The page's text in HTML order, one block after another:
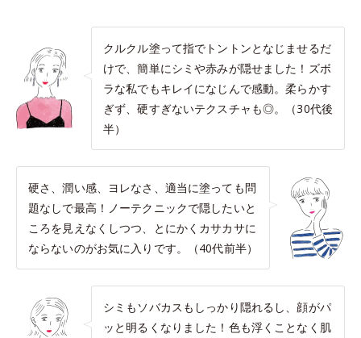
クルクル塗って指でトントンとなじませるだ
けで、簡単にシミや赤みが隠せました！ズボ
ラな私でもキレイになじんで感動。柔らかす
ぎず、硬すぎないテクスチャも◎。（30代後
半）
硬さ、潤い感、ヨレなさ、適当に塗っても問
題なしで最高！ノーテクニックで隠したいと
ころを見えなくしつつ、とにかくカサカサに
ならないのがお気に入りです。（40代前半）
シミもソバカスもしっかり隠れるし、顔がパ
ッと明るくなりました！色も浮くことなく肌